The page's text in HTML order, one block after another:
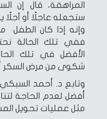
المراهقة، قال إن
ستجعله عاجلًا أو آجلًا
وإنه إذا كان الطفل
ففي تلك الحالة
الأفضل في تلك
شكوى من مرض السكر
وتابع د. أحمد
أفضل لعدم الحاجة
مثل عمليات تحويل